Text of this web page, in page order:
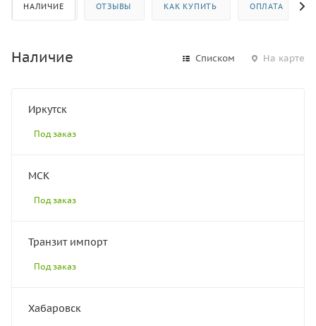
НАЛИЧИЕ ОТЗЫВЫ КАК КУПИТЬ ОПЛАТА
Наличие Списком На карте
Иркутск
Под заказ
МСК
Под заказ
Транзит импорт
Под заказ
Хабаровск